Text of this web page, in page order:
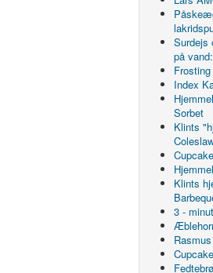
Surdejs
på vand:
Index
Sorbet
Klints
Klints
3 -